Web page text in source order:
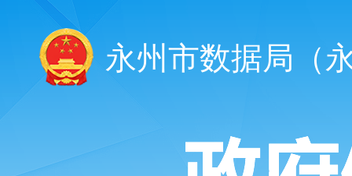
永州市数据局（